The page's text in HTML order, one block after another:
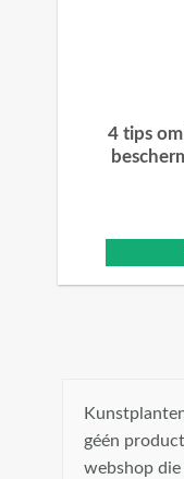
4 tips
géén
webshop